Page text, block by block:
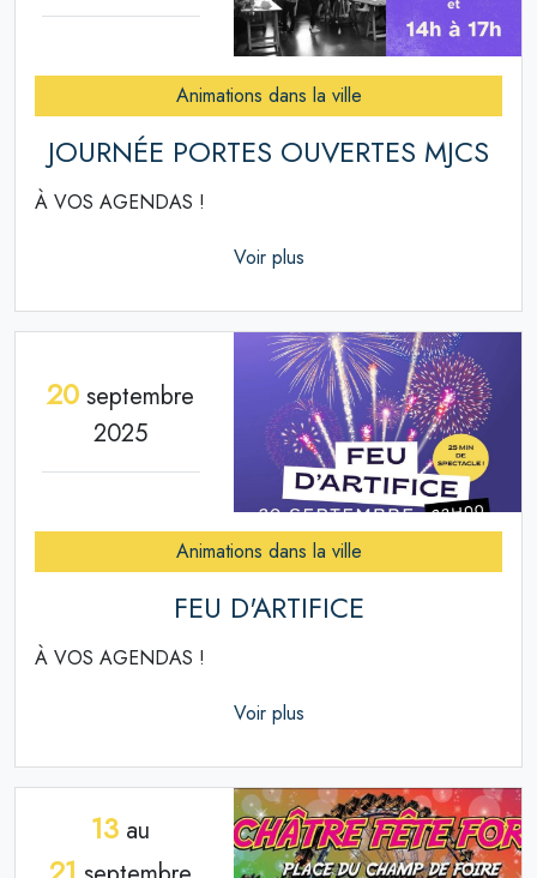
Animations dans la ville
JOURNÉE PORTES OUVERTES MJCS
À VOS AGENDAS !
Voir plus
20 septembre
2025
Animations dans la ville
FEU D'ARTIFICE
À VOS AGENDAS !
Voir plus
13 au